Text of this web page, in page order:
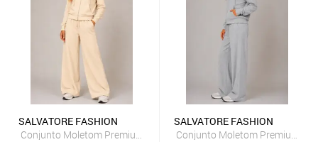
SALVATORE FASHION
Conjunto Moletom Premium Casaco Com bolsos e Wide Leg
SALVATORE FASHION
Conjunto Moletom Premium